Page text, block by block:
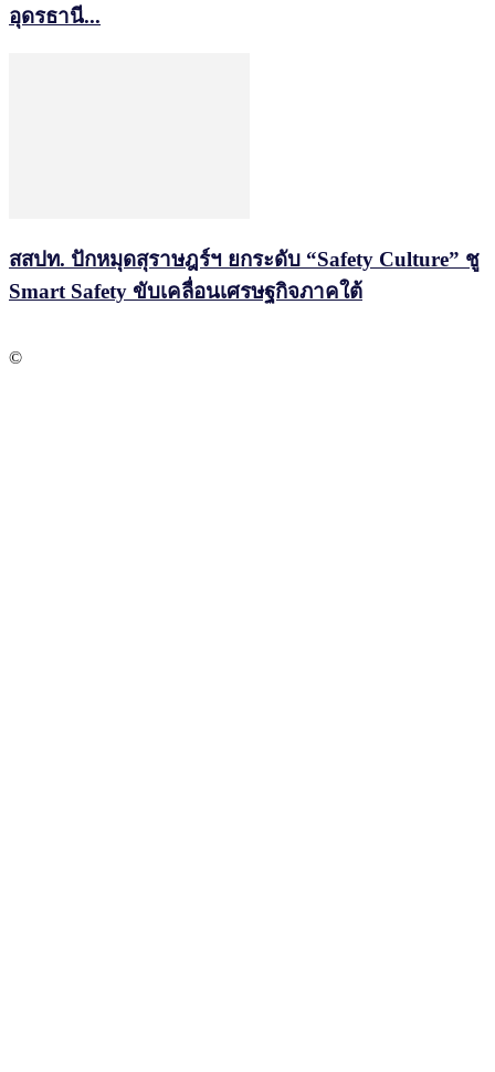
อุดรธานี...
สสปท. ปักหมุดสุราษฎร์ฯ ยกระดับ “Safety Culture” ชู
Smart Safety ขับเคลื่อนเศรษฐกิจภาคใต้
©